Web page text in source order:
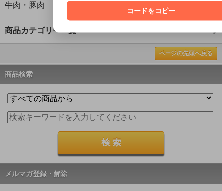
牛肉・豚肉 類
商品カテゴリー一覧
ページの先頭へ戻る
商品検索
メルマガ登録・解除
コードをコピー